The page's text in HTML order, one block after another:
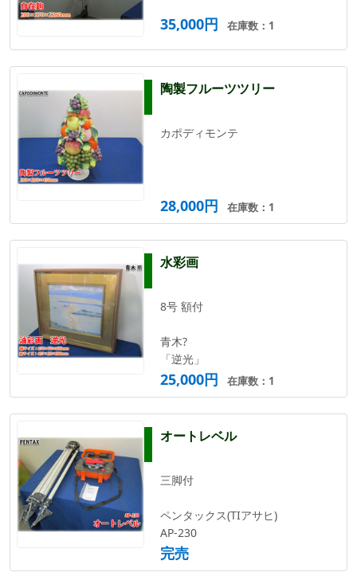
35,000円 在庫数：1
陶製フルーツツリー
カポディモンテ
28,000円 在庫数：1
水彩画
8号 額付
青木?
「逆光」
25,000円 在庫数：1
オートレベル
三脚付
ペンタックス(TIアサヒ)
AP-230
完売